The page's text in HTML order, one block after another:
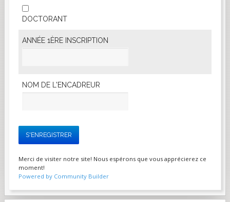
DOCTORANT
ANNÉE 1ÈRE INSCRIPTION
NOM DE L'ENCADREUR
Merci de visiter notre site! Nous espérons que vous apprécierez ce
moment!
Powered by Community Builder